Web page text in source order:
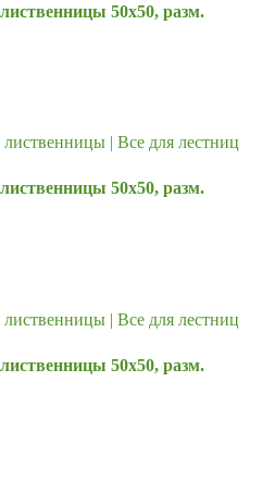
50х50, разм.
50х50, разм.
50х50, разм.